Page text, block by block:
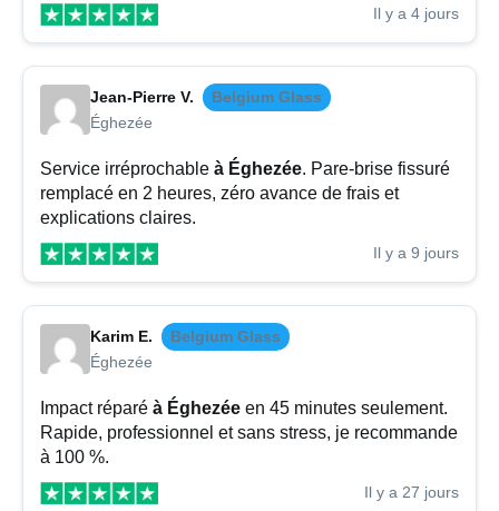
Il y a 4 jours
Jean-Pierre V.
Belgium Glass
Éghezée
Service irréprochable à Éghezée. Pare-brise fissuré
remplacé en 2 heures, zéro avance de frais et
explications claires.
Il y a 9 jours
Karim E.
Belgium Glass
Éghezée
Impact réparé à Éghezée en 45 minutes seulement.
Rapide, professionnel et sans stress, je recommande
à 100 %.
Il y a 27 jours